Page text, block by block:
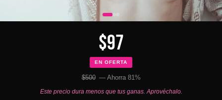
$97
EN OFERTA
$500 — Ahorra 81%
Este precio dura menos que tus ganas. Aprovéchalo.